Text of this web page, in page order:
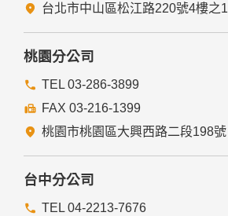
台北市中山區松江路220號4樓之1
桃園分公司
TEL 03-286-3899
FAX 03-216-1399
桃園市桃園區大興西路二段198號
台中分公司
TEL 04-2213-7676